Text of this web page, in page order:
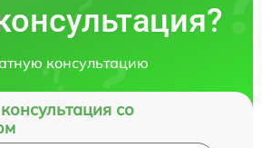
консультацию
со